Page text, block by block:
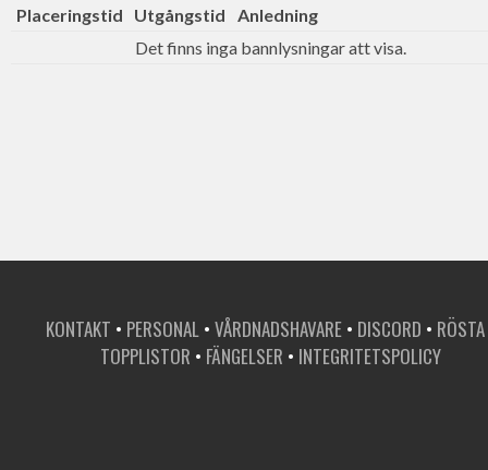
Placeringstid Utgångstid
Anledning
Det finns inga bannlysningar att visa.
KONTAKT • PERSONAL • VÅRDNADSHAVARE • DISCORD • RÖSTA
TOPPLISTOR • FÄNGELSER • INTEGRITETSPOLICY